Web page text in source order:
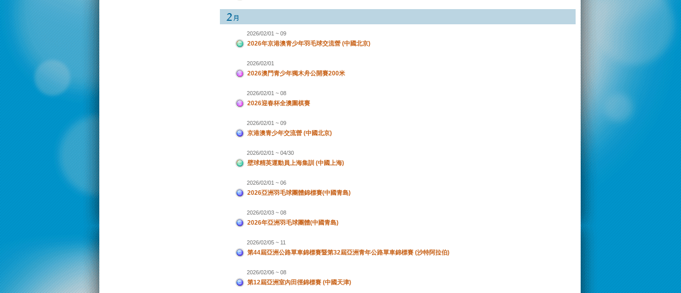
2026/02/01 ~ 09
2026年京港澳青少年羽毛球交流營 (中國北京)
2026/02/01
2026澳門青少年獨木舟公開賽200米
2026/02/01 ~ 08
2026迎春杯全澳圍棋賽
2026/02/01 ~ 09
京港澳青少年交流營 (中國北京)
2026/02/01 ~ 04/30
壁球精英運動員上海集訓 (中國上海)
2026/02/01 ~ 06
2026亞洲羽毛球團體錦標賽(中國青島)
2026/02/03 ~ 08
2026年亞洲羽毛球團體(中國青島)
2026/02/05 ~ 11
第44屆亞洲公路單車錦標賽暨第32屆亞洲青年公路單車錦標賽 (沙特阿拉伯)
2026/02/06 ~ 08
第12屆亞洲室內田徑錦標賽 (中國天津)